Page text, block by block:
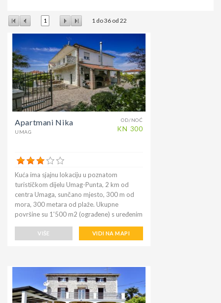
1 1 do36 od 22
OD/NOĆ
KN 300
Apartmani Nika
UMAG
Kuća ima sjajnu lokaciju u poznatom
turističkom dijelu Umag-Punta, 2 km od
centra Umaga, sunčano mjesto, 300 m od
mora, 300 metara od plaže. Ukupne
površine su 1'500 m2 (ograđene) s uređenim
otvoren od 23.04. Do 30.09.) Doručak
samo 200 metara, a javni teren 20 metara.
VIŠE VIDI NA MAPI